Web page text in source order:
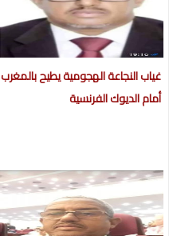
غياب النجاعة الهجومية يطيح بالمغرب
أمام الديوك الفرنسية